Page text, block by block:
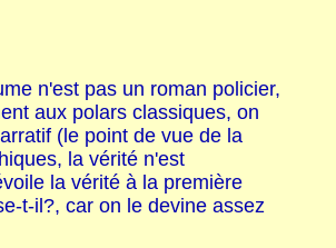
n'est pas un roman policier,
aux polars classiques, on
(le point de vue de la
la vérité n'est
la vérité à la première
t-il?, car on le devine assez